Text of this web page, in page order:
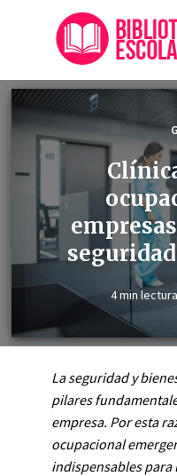
4 min lectura
La seguridad y
pilares
empresa. Por esta
ocupacional
indispensables para